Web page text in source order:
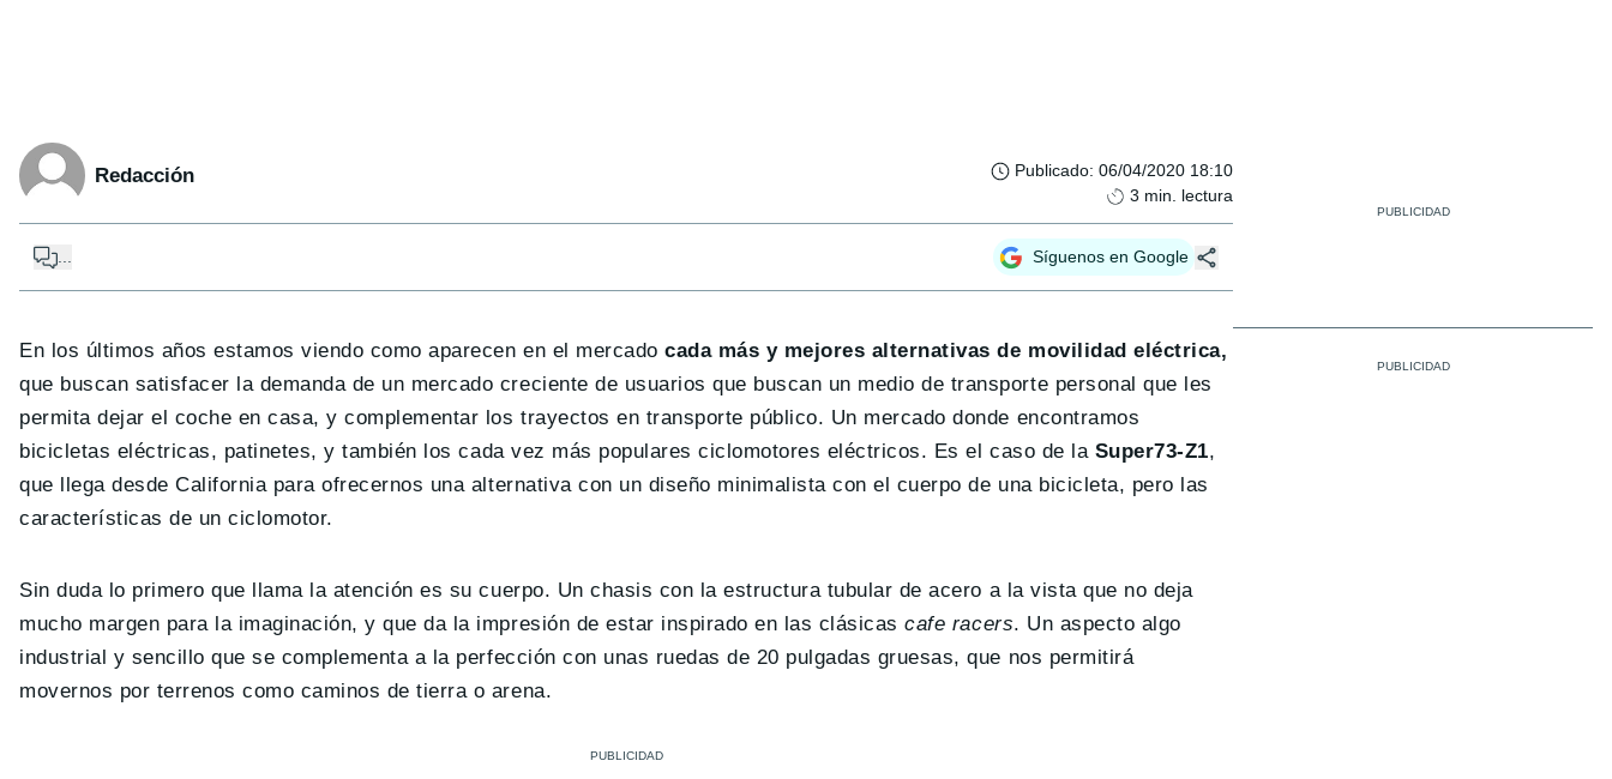
Redacción Publicado: 06/04/2020 18:10
3 min. lectura
... Síguenos en Google
En los últimos años estamos viendo como aparecen en el mercadocada más y mejores alternativas de movilidad eléctrica,
que buscan satisfacer la demanda de un mercado creciente de usuarios que buscan un medio de transporte personal que les
permita dejar el coche en casa, y complementar los trayectos en transporte público. Un mercado donde encontramos
bicicletas eléctricas, patinetes, y también los cada vez más populares ciclomotores eléctricos. Es el caso de la Super73-Z1,
que llega desde California para ofrecernos una alternativa con un diseño minimalista con el cuerpo de una bicicleta, pero las
características de un ciclomotor.
Sin duda lo primero que llama la atención es su cuerpo. Un chasis con la estructura tubular de acero a la vista que no deja
mucho margen para la imaginación, y que da la impresión de estar inspirado en las clásicascafe racers. Un aspecto algo
industrial y sencillo que se complementa a la perfección con unas ruedas de 20 pulgadas gruesas, que nos permitirá
movernos por terrenos como caminos de tierra o arena.